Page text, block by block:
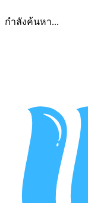
กำลังค้นหา...